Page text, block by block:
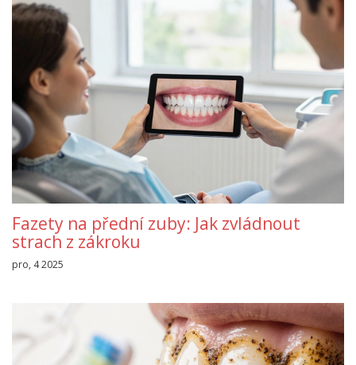
Fazety na přední zuby: Jak zvládnout
strach z zákroku
pro, 4 2025